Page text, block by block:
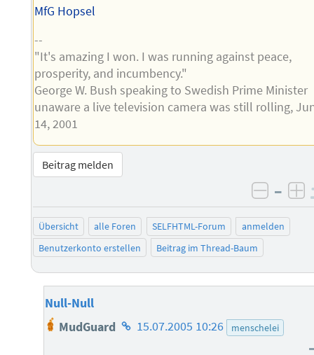
MfG Hopsel
--
"It's amazing I won. I was running against peace,
prosperity, and incumbency."
George W. Bush speaking to Swedish Prime Minister
unaware a live television camera was still rolling,
14, 2001
Beitrag melden
–
Übersicht alle Foren SELFHTML-Forum
anmelden
Benutzerkonto erstellen
Beitrag im Thread-Baum
Null-Null
MudGuard Homepage
15.07.2005 10:26 menschelei